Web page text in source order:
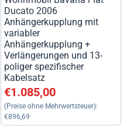
Ducato 2006
Anhängerkupplung mit
variabler
Anhängerkupplung +
Verlängerungen und 13-
poliger spezifischer
Kabelsatz
Preis: 1 085,00, ohne MwSt.:
€1.085,00
(Preise ohne Mehrwertsteuer):
€896,69